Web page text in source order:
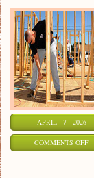
APRIL - 7 - 2026
COMMENTS OFFON